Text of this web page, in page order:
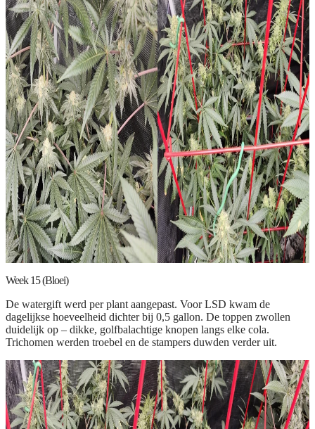
Week 15 (Bloei)
De watergift werd per plant aangepast. Voor LSD kwam de
dagelijkse hoeveelheid dichter bij 0,5 gallon. De toppen zwollen
duidelijk op – dikke, golfbalachtige knopen langs elke cola.
Trichomen werden troebel en de stampers duwden verder uit.